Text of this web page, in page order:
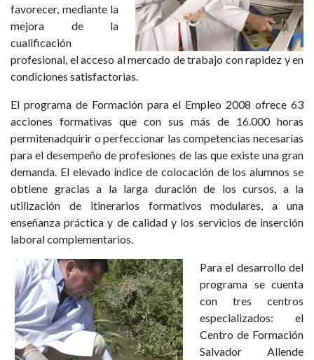
favorecer, mediante la
mejora de la
cualificación
profesional, el acceso al mercado de trabajo con rapidez y en
condiciones satisfactorias.
El programa de Formación para el Empleo 2008 ofrece 63
acciones formativas que con sus más de 16.000 horas
permitenadquirir o perfeccionar las competencias necesarias
para el desempeño de profesiones de las que existe una gran
demanda. El elevado índice de colocación de los alumnos se
obtiene gracias a la larga duración de los cursos, a la
utilización de itinerarios formativos modulares, a una
enseñanza práctica y de calidad y los servicios de inserción
laboral complementarios.
Para el desarrollo del
programa se cuenta
con tres centros
especializados: el
Centro de Formación
Salvador Allende